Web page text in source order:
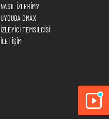
NASIL İZLERİM?
UYDUDA DMAX
İZLEYİCİ TEMSİLCİSİ
İLETİŞİM